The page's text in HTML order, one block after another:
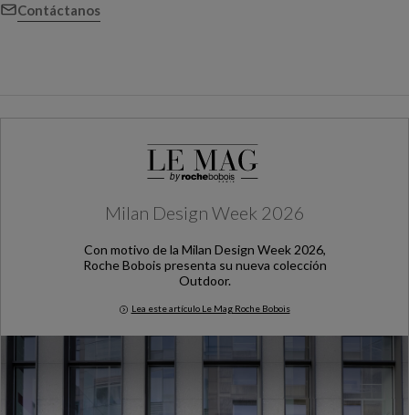
Contáctanos
Milan Design Week 2026
Con motivo de la Milan Design Week 2026,
Roche Bobois presenta su nueva colección
Outdoor.
Lea este artículo Le Mag Roche Bobois
Milan Design Week 2026